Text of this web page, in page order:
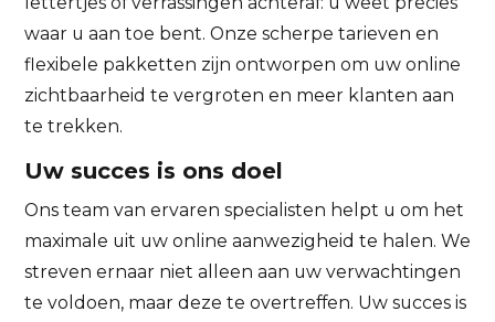
waar u aan toe bent. Onze scherpe tarieven en
flexibele pakketten zijn ontworpen om uw online
zichtbaarheid te vergroten en meer klanten aan
te trekken.
Uw succes is ons doel
Ons team van ervaren specialisten helpt u om het
maximale uit uw online aanwezigheid te halen. We
streven ernaar niet alleen aan uw verwachtingen
te voldoen, maar deze te overtreffen. Uw succes is